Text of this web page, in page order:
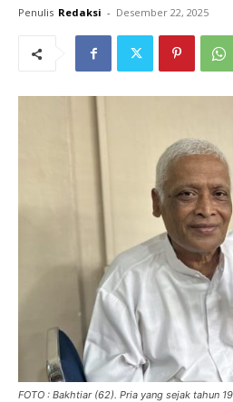
Penulis Redaksi - Desember 22, 2025
FOTO : Bakhtiar (62). Pria yang sejak tahun